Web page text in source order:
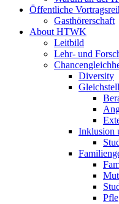
Öffentliche
Gasthörerschaft
About HTWK
Leitbild
Lehr- und
Diversity
Inklusion